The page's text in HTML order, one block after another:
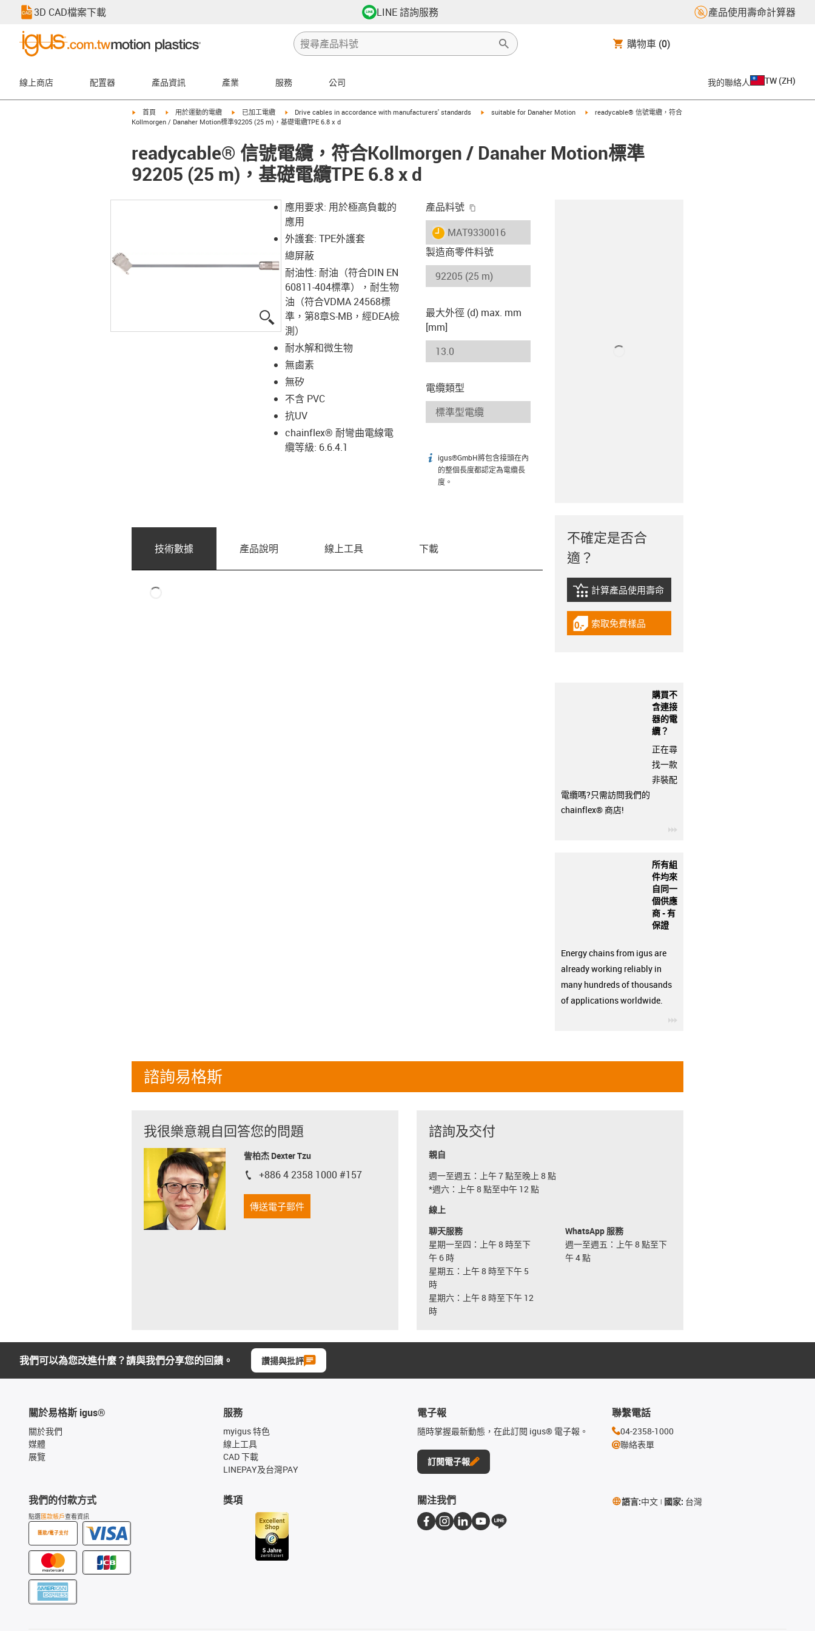
3D CAD檔案下載 LINE 諮詢服務 產品使用壽命計算器
購物車 (0)
線上商店 配置器 產品資訊 產業 服務 公司 我的聯絡人 TW (ZH)
igus-icon-arrow-right
首頁 igus-icon-arrow-right
用於運動的電纜 igus-icon-arrow-right
已加工電纜 igus-icon-arrow-right
Drive cables in accordance with manufacturers' standards igus-icon-arrow-right
suitable for Danaher Motion igus-icon-arrow-right
readycable® 信號電纜，符合
Kollmorgen / Danaher Motion標準92205 (25 m)，基礎電纜TPE 6.8 x d
readycable® 信號電纜，符合Kollmorgen / Danaher Motion標準
92205 (25 m)，基礎電纜TPE 6.8 x d
igus-icon-lupe
應用要求: 用於極高負載的
應用
外護套: TPE外護套
總屏蔽
耐油性: 耐油（符合DIN EN
60811-404標準），耐生物
油（符合VDMA 24568標
準，第8章S-MB，經DEA檢
測）
耐水解和微生物
無鹵素
無矽
不含 PVC
抗UV
chainflex® 耐彎曲電線電
纜等級: 6.6.4.1
產品料號
igus-icon-lieferzeit
MAT9330016
製造商零件料號
最大外徑 (d) max. mm
[mm]
電纜類型
igus-icon-info
igus®GmbH將包含接頭在內
的整個長度都認定為電纜長
度。
技術數據 產品說明 線上工具 下載
不確定是否合
適？
igus-icon-lebensdauerrechner
計算產品使用壽命
igus-icon-gratismuster
索取免費樣品
購買不
含連接
器的電
纜？
正在尋
找一款
非裝配
電纜嗎?只需訪問我們的
chainflex® 商店!
所有組
件均來
自同一
個供應
商 - 有
保證
Energy chains from igus are
already working reliably in
many hundreds of thousands
of applications worldwide.
諮詢易格斯
我很樂意親自回答您的問題
訾柏杰 Dexter Tzu
igus-icon-phone
+886 4 2358 1000 #157
傳送電子郵件
諮詢及交付
親自
週一至週五：上午 7 點至晚上 8 點
*週六：上午 8 點至中午 12 點
線上
聊天服務
星期一至四：上午 8 時至下
午 6 時
星期五：上午 8 時至下午 5
時
星期六：上午 8 時至下午 12
時
WhatsApp 服務
週一至週五：上午 8 點至下
午 4 點
我們可以為您改進什麼？請與我們分享您的回饋。 讚揚與批評
關於易格斯 igus®
關於我們
媒體
展覽
我們的付款方式
點選匯款帳戶查看資訊
匯款/電子支付
服務
myigus 特色
線上工具
CAD 下載
LINEPAY及台灣PAY
獎項
電子報
隨時掌握最新動態，在此訂閱 igus® 電子報。
訂閱電子報
聯繫電話
04-2358-1000
聯絡表單
關注我們 語言:中文 國家: 台灣